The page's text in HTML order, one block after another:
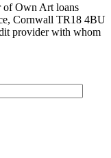
of Own Art loans
Cornwall TR18 4BU
provider with whom